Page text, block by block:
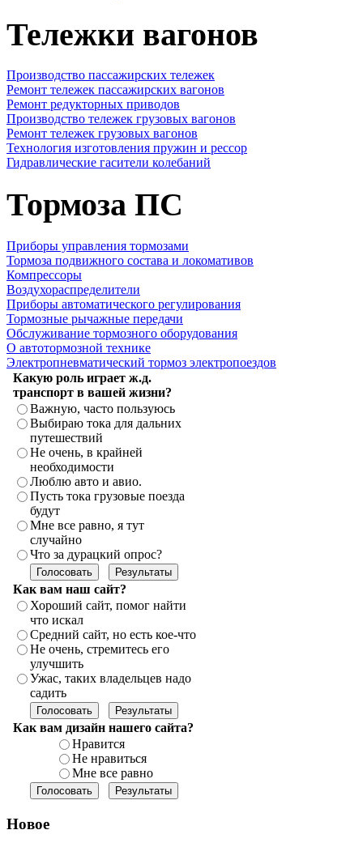
Тележки вагонов
Производство пассажирских тележек
Ремонт тележек пассажирских вагонов
Ремонт редукторных приводов
Производство тележек грузовых вагонов
Ремонт тележек грузовых вагонов
Технология изготовления пружин и рессор
Гидравлические гасители колебаний
Тормоза ПС
Приборы управления тормозами
Тормоза подвижного состава и локомативов
Компрессоры
Воздухораспределители
Приборы автоматического регулирования
Тормозные рычажные передачи
Обслуживание тормозного оборудования
О автотормозной технике
Электропневматический тормоз электропоездов
Какую роль играет ж.д.
транспорт в вашей жизни?
Важную, часто пользуюсь
Выбираю тока для дальних
путешествий
Не очень, в крайней
необходимости
Люблю авто и авио.
Пусть тока грузовые поезда
будут
Мне все равно, я тут
случайно
Что за дурацкий опрос?
Как вам наш сайт?
Хороший сайт, помог найти
что искал
Средний сайт, но есть кое-что
Не очень, стремитесь его
улучшить
Ужас, таких владельцев надо
садить
Как вам дизайн нашего сайта?
Нравится
Не нравиться
Мне все равно
Новое